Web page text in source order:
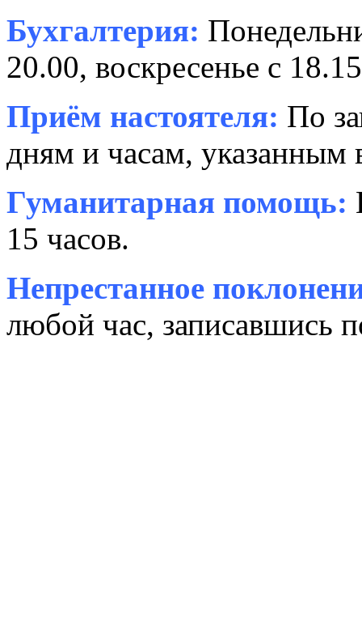
Бухгалтерия:
20.00, воскресенье с
Приём настоятеля: По
дням и часам, указанным
Гуманитарная помощь:
15 часов.
Непрестанное
любой час, записавшись